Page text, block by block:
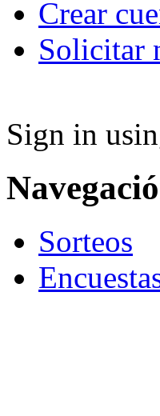
Crear
Solicitar
Sign in
Sorteos